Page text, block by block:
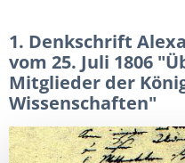
1. Denkschrift
vom 25. Juli 1806
Mitglieder der
Wissenschaften"